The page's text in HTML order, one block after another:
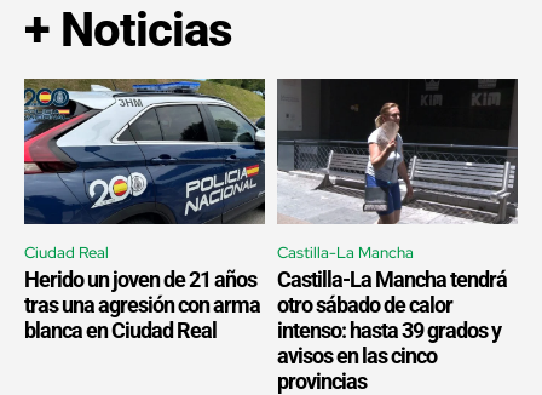
+ Noticias
Ciudad Real
Herido un joven de 21 años
tras una agresión con arma
blanca en Ciudad Real
Castilla-La Mancha
Castilla-La Mancha tendrá
otro sábado de calor
intenso: hasta 39 grados y
avisos en las cinco
provincias